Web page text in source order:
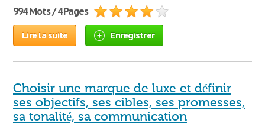
994 Mots / 4 Pages
Lire la suite Enregistrer
Choisir une marque de luxe et définir
ses objectifs, ses cibles, ses promesses,
sa tonalité, sa communication